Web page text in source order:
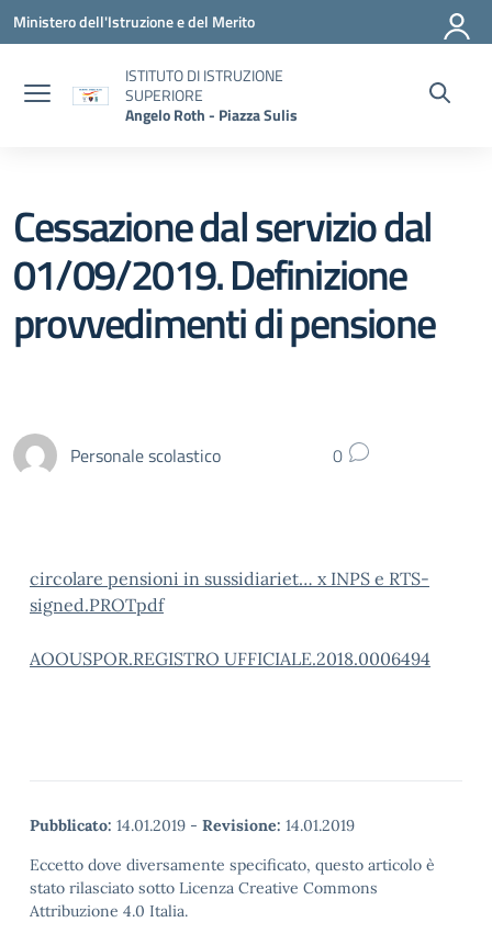
Vai ai contenuti
Vai al menu di navigazione
Vai al footer
Ministero dell'Istruzione e del Merito
ISTITUTO DI ISTRUZIONE
SUPERIORE
Angelo Roth - Piazza Sulis
Cessazione dal servizio dal
01/09/2019. Definizione
provvedimenti di pensione
Personale scolastico 0
circolare pensioni in sussidiariet… x INPS e RTS-
signed.PROTpdf
AOOUSPOR.REGISTRO UFFICIALE.2018.0006494
Pubblicato: 14.01.2019 - Revisione: 14.01.2019
Eccetto dove diversamente specificato, questo articolo è
stato rilasciato sotto Licenza Creative Commons
Attribuzione 4.0 Italia.